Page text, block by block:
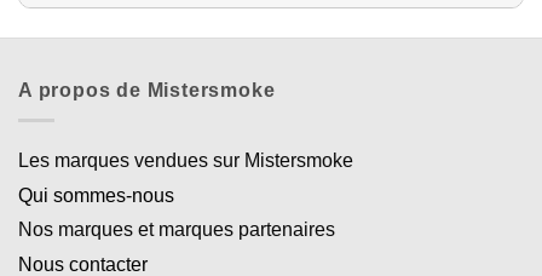
A propos de Mistersmoke
Les marques vendues sur Mistersmoke
Qui sommes-nous
Nos marques et marques partenaires
Nous contacter